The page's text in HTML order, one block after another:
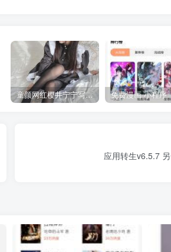
童颜网红樱井宁宁写真集套图 免费漫画 小程序
应用转生v6.5.7